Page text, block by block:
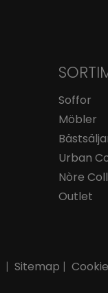
Soffor
Möbler
Urban
Nòre
Outlet
| Sitemap |